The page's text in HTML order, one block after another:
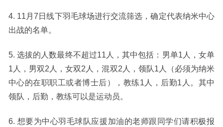
4. 11 月7 日线下羽毛球场进行交流筛选，确定代表纳米中心
出战的名单。
5.选拔的人数最终不超过11 人，其中包括：男单1 人，女单
1 人，男双2 人，女双2 人，混双2 人，领队1 人（必须为纳米
中心的在职职工或者博士后），教练1 人，后勤1 人。其中
领队，后勤，教练可以是运动员。
6. 想要为中心羽毛球队应援加油的老师跟同学们请积极报